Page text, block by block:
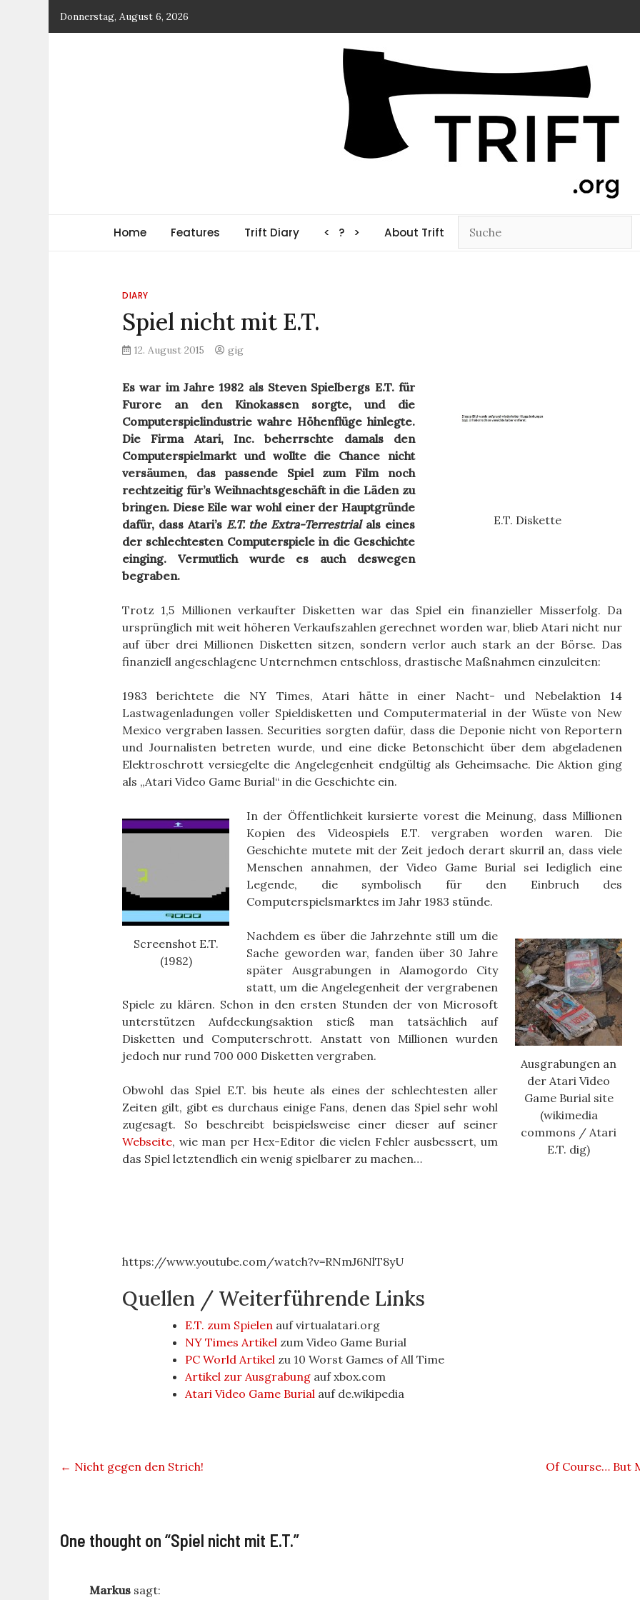
Donnerstag, August 6, 2026
TRIFT
Home Features Trift Diary < ? > About Trift
DIARY
Spiel nicht mit E.T.
12. August 2015 gig
E.T. Diskette
Es war im Jahre 1982 als Steven Spielbergs E.T. für
Furore an den Kinokassen sorgte, und die
Computerspielindustrie wahre Höhenflüge hinlegte.
Die Firma Atari, Inc. beherrschte damals den
Computerspielmarkt und wollte die Chance nicht
versäumen, das passende Spiel zum Film noch
rechtzeitig für’s Weihnachtsgeschäft in die Läden zu
bringen. Diese Eile war wohl einer der Hauptgründe
dafür, dass Atari’s E.T. the Extra-Terrestrial als eines
der schlechtesten Computerspiele in die Geschichte
einging. Vermutlich wurde es auch deswegen
begraben.
Trotz 1,5 Millionen verkaufter Disketten war das Spiel ein finanzieller Misserfolg. Da
ursprünglich mit weit höheren Verkaufszahlen gerechnet worden war, blieb Atari nicht nur
auf über drei Millionen Disketten sitzen, sondern verlor auch stark an der Börse. Das
finanziell angeschlagene Unternehmen entschloss, drastische Maßnahmen einzuleiten:
1983 berichtete die NY Times, Atari hätte in einer Nacht- und Nebelaktion 14
Lastwagenladungen voller Spieldisketten und Computermaterial in der Wüste von New
Mexico vergraben lassen. Securities sorgten dafür, dass die Deponie nicht von Reportern
und Journalisten betreten wurde, und eine dicke Betonschicht über dem abgeladenen
Elektroschrott versiegelte die Angelegenheit endgültig als Geheimsache. Die Aktion ging
als „Atari Video Game Burial“ in die Geschichte ein.
Screenshot E.T.
(1982)
In der Öffentlichkeit kursierte vorest die Meinung, dass Millionen
Kopien des Videospiels E.T. vergraben worden waren. Die
Geschichte mutete mit der Zeit jedoch derart skurril an, dass viele
Menschen annahmen, der Video Game Burial sei lediglich eine
Legende, die symbolisch für den Einbruch des
Computerspielsmarktes im Jahr 1983 stünde.
Ausgrabungen an
der Atari Video
Game Burial site
(wikimedia
commons / Atari
E.T. dig)
Nachdem es über die Jahrzehnte still um die
Sache geworden war, fanden über 30 Jahre
später Ausgrabungen in Alamogordo City
statt, um die Angelegenheit der vergrabenen
Spiele zu klären. Schon in den ersten Stunden der von Microsoft
unterstützen Aufdeckungsaktion stieß man tatsächlich auf
Disketten und Computerschrott. Anstatt von Millionen wurden
jedoch nur rund 700 000 Disketten vergraben.
Obwohl das Spiel E.T. bis heute als eines der schlechtesten aller
Zeiten gilt, gibt es durchaus einige Fans, denen das Spiel sehr wohl
zugesagt. So beschreibt beispielsweise einer dieser auf seiner
Webseite, wie man per Hex-Editor die vielen Fehler ausbessert, um
das Spiel letztendlich ein wenig spielbarer zu machen…
https://www.youtube.com/watch?v=RNmJ6NlT8yU
Quellen / Weiterführende Links
E.T. zum Spielen auf virtualatari.org
NY Times Artikel zum Video Game Burial
PC World Artikel zu 10 Worst Games of All Time
Artikel zur Ausgrabung auf xbox.com
Atari Video Game Burial auf de.wikipedia
← Nicht gegen den Strich! Of Course… But
One thought on “Spiel nicht mit E.T.”
Markus sagt: